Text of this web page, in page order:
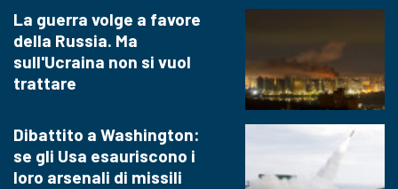
La guerra volge a favore
della Russia. Ma
sull'Ucraina non si vuol
trattare
Dibattito a Washington:
se gli Usa esauriscono i
loro arsenali di missili